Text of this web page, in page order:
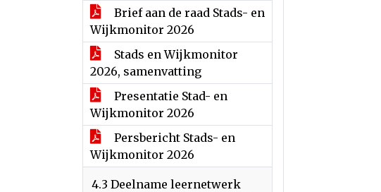
Brief aan de raad Stads- en
Wijkmonitor 2026
Stads en Wijkmonitor
2026, samenvatting
Presentatie Stad- en
Wijkmonitor 2026
Persbericht Stads- en
Wijkmonitor 2026
4.3 Deelname leernetwerk